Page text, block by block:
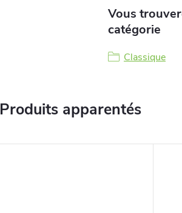
Vous
catégorie
Classique
Produits apparentés